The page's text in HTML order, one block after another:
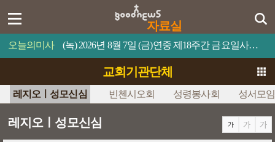
자료실
오늘의미사 (녹) 2026년 8월 7일 (금)연중 제18주간 금요일사람이 제 목숨을 무엇과 바꿀 수 있겠느냐?
교회기관단체
레지오ㅣ성모신심 빈첸시오회 성령봉사회 성서모임
레지오ㅣ성모신심